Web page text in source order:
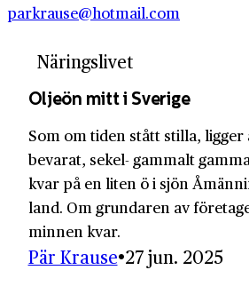
parkrause@hotmail.com
Näringslivet
Oljeön mitt i Sverige
Som om tiden stått stilla,
bevarat, sekel- gammalt
kvar på en liten ö i sjön
land. Om grundaren av
minnen kvar.
Pär Krause 27 jun. 2025